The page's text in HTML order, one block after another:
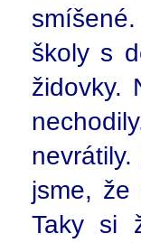
školy s
židovky.
jsme, že
Taky si